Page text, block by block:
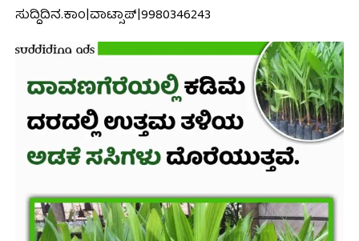
ಸುದ್ದಿದಿನ.ಕಾಂ|ವಾಟ್ಸಾಪ್|9980346243